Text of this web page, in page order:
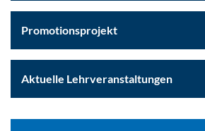
Promotionsprojekt
Aktuelle Lehrveranstaltungen